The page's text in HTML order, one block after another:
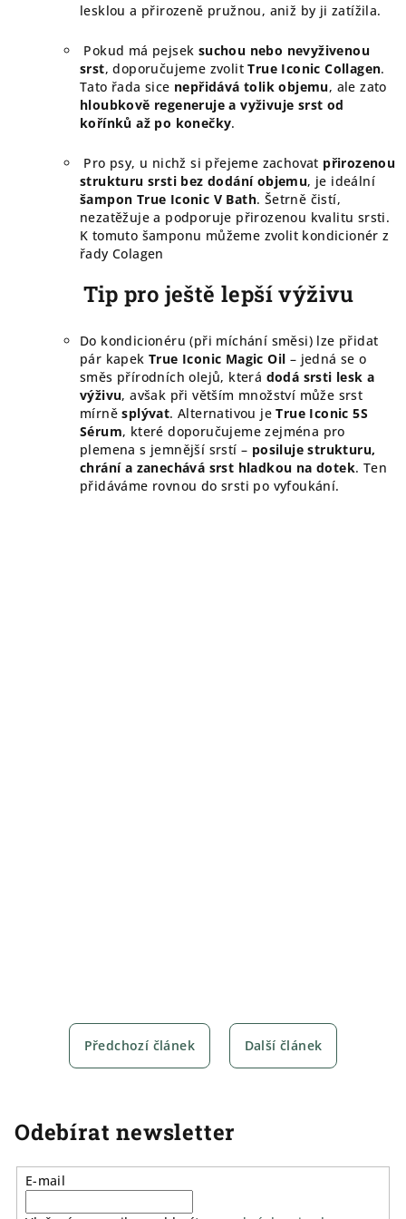
lesklou a přirozeně pružnou, aniž by ji zatížila.
Pokud má pejsek suchou nebo nevyživenou
srst, doporučujeme zvolitTrue Iconic Collagen.
Tato řada sice nepřidává tolik objemu, ale zato
hloubkově regeneruje a vyživuje srst od
kořínků až po konečky.
Pro psy, u nichž si přejeme zachovat přirozenou
strukturu srsti bez dodání objemu, je ideální
šampon True Iconic V Bath. Šetrně čistí,
nezatěžuje a podporuje přirozenou kvalitu srsti.
K tomuto šamponu můžeme zvolit kondicionér z
řady Colagen
Tip pro ještě lepší výživu
Do kondicionéru (při míchání směsi) lze přidat
pár kapekTrue Iconic Magic Oil – jedná se o
směs přírodních olejů, která dodá srsti lesk a
výživu, avšak při větším množství může srst
mírněsplývat. Alternativou jeTrue Iconic 5S
Sérum, které doporučujeme zejména pro
plemena s jemnější srstí – posiluje strukturu,
chrání a zanechává srst hladkou na dotek. Ten
přidáváme rovnou do srsti po vyfoukání.
Předchozí článek Další článek
Odebírat newsletter
E-mail